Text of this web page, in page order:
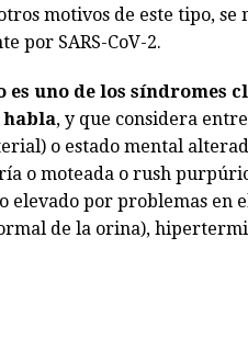
motivos de este tipo, se
por SARS-CoV-2.
es uno de los síndromes
habla, y que considera
o estado mental
o moteada o rush
elevado por problemas en
de la orina),